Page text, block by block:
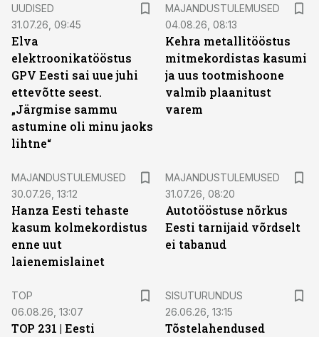
UUDISED
31.07.26, 09:45
Elva
elektroonikatööstus
GPV Eesti sai uue juhi
ettevõtte seest.
„Järgmise sammu
astumine oli minu jaoks
lihtne“
MAJANDUSTULEMUSED
04.08.26, 08:13
Kehra metallitööstus
mitmekordistas kasumi
ja uus tootmishoone
valmib plaanitust
varem
MAJANDUSTULEMUSED
30.07.26, 13:12
Hanza Eesti tehaste
kasum kolmekordistus
enne uut
laienemislainet
MAJANDUSTULEMUSED
31.07.26, 08:20
Autotööstuse nõrkus
Eesti tarnijaid võrdselt
ei tabanud
TOP
06.08.26, 13:07
TOP 231 | Eesti
SISUTURUNDUS
26.06.26, 13:15
Tõstelahendused